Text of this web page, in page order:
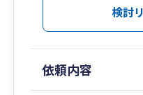
検討
依頼内容